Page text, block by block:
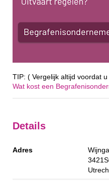
TIP: ( Vergelijk altijd voordat
Wat kost een
Details
Adres